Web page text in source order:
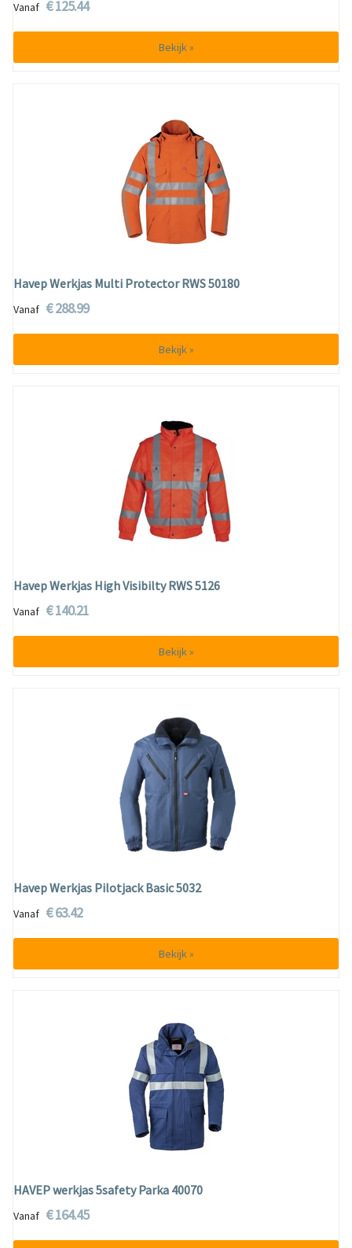
Vanaf € 125.44
Bekijk »
Havep Werkjas Multi Protector RWS 50180
Vanaf € 288.99
Bekijk »
Havep Werkjas High Visibilty RWS 5126
Vanaf € 140.21
Bekijk »
Havep Werkjas Pilotjack Basic 5032
Vanaf € 63.42
Bekijk »
HAVEP werkjas 5safety Parka 40070
Vanaf € 164.45